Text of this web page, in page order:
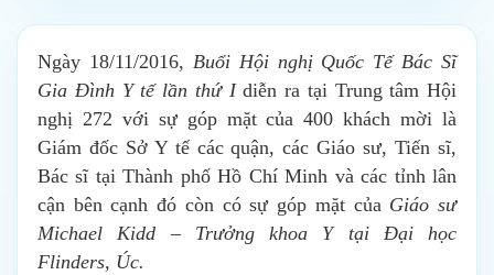
Ngày 18/11/2016, Buổi Hội nghị Quốc Tế Bác Sĩ
Gia Đình Y tế lần thứ Idiễn ra tại Trung tâm Hội
nghị 272 với sự góp mặt của 400 khách mời là
Giám đốc Sở Y tế các quận, các Giáo sư, Tiến sĩ,
Bác sĩ tại Thành phố Hồ Chí Minh và các tỉnh lân
cận bên cạnh đó còn có sự góp mặt củaGiáo sư
Michael Kidd – Trưởng khoa Y tại Đại học
Flinders, Úc.